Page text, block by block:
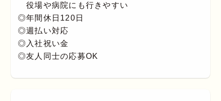
役場や病院にも行きやすい
◎年間休日120日
◎週払い対応
◎入社祝い金
◎友人同士の応募OK